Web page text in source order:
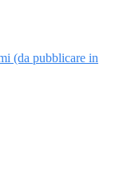
(da pubblicare in